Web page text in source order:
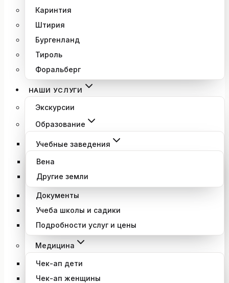
Каринтия
Штирия
Бургенланд
Тироль
Форальберг
НАШИ УСЛУГИ
Экскурсии
Образование
Учебные заведения
Вена
Другие земли
Документы
Учеба школы и садики
Подробности услуг и цены
Медицина
Чек-ап дети
Чек-ап женщины